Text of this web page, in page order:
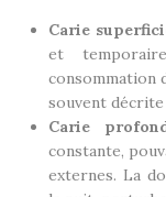
Carie
et
consommation
souvent décrite
Carie
constante,
externes. La